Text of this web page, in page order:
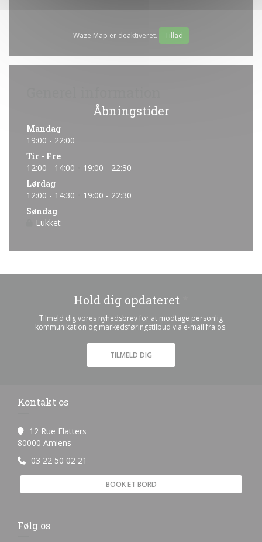
Waze Map er deaktiveret. Tillad
Åbningstider
Mandag
19:00 - 22:00
Tir - Fre
12:00 - 14:00
19:00 - 22:30
Lørdag
12:00 - 14:30
19:00 - 22:30
Søndag
Lukket
Hold dig opdateret
Tilmeld dig vores nyhedsbrev for at modtage personlig
kommunikation og markedsføringstilbud via e-mail fra os.
TILMELD DIG
Kontakt os
12 Rue Flatters
80000 Amiens
03 22 50 02 21
BOOK ET BORD
Følg os